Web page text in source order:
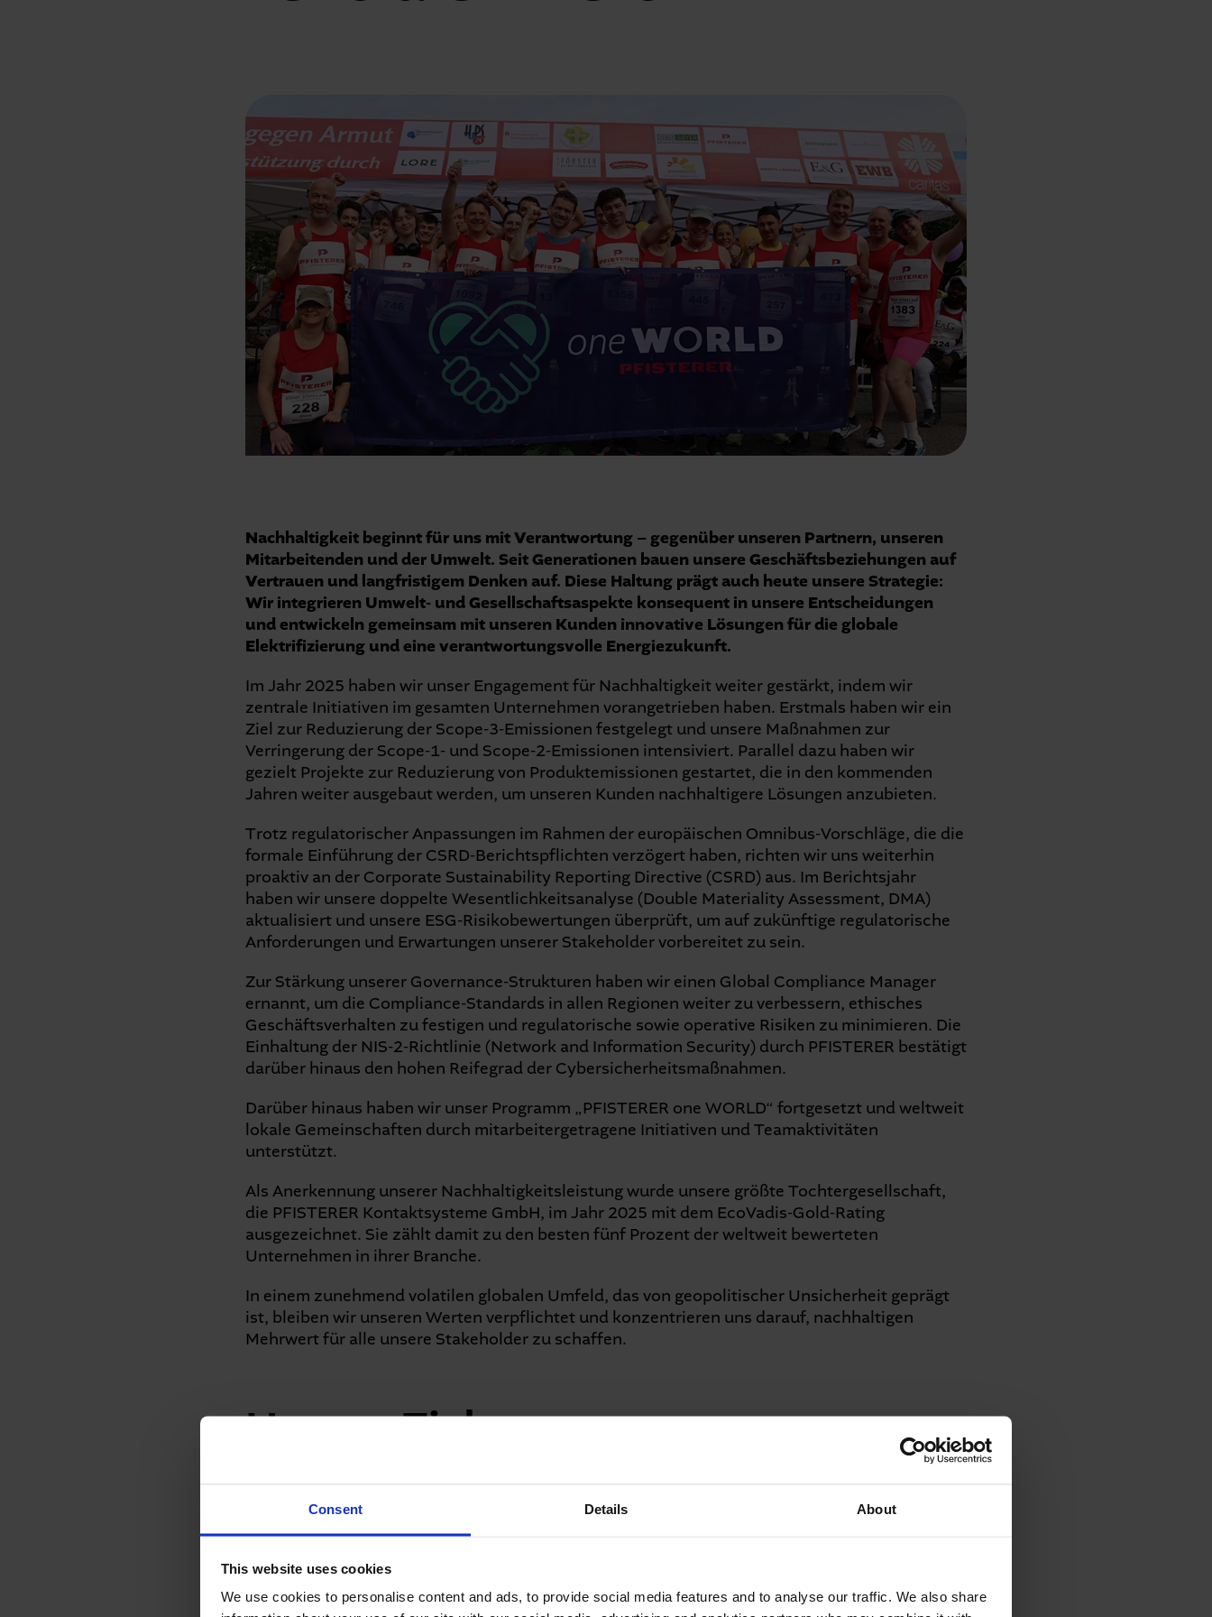
Consent Details About
This website uses cookies
We use cookies to personalise content and ads, to provide social media features and to analyse our traffic. We also share
Nachhaltigkeit beginnt für uns mit Verantwortung – gegenüber unseren Partnern, unseren
Mitarbeitenden und der Umwelt. Seit Generationen bauen unsere Geschäftsbeziehungen auf
Vertrauen und langfristigem Denken auf. Diese Haltung prägt auch heute unsere Strategie:
Wir integrieren Umwelt- und Gesellschaftsaspekte konsequent in unsere Entscheidungen
und entwickeln gemeinsam mit unseren Kunden innovative Lösungen für die globale
Elektrifizierung und eine verantwortungsvolle Energiezukunft.
Im Jahr 2025 haben wir unser Engagement für Nachhaltigkeit weiter gestärkt, indem wir
zentrale Initiativen im gesamten Unternehmen vorangetrieben haben. Erstmals haben wir ein
Ziel zur Reduzierung der Scope-3-Emissionen festgelegt und unsere Maßnahmen zur
Verringerung der Scope-1- und Scope-2-Emissionen intensiviert. Parallel dazu haben wir
gezielt Projekte zur Reduzierung von Produktemissionen gestartet, die in den kommenden
Jahren weiter ausgebaut werden, um unseren Kunden nachhaltigere Lösungen anzubieten.
Trotz regulatorischer Anpassungen im Rahmen der europäischen Omnibus-Vorschläge, die die
formale Einführung der CSRD-Berichtspflichten verzögert haben, richten wir uns weiterhin
proaktiv an der Corporate Sustainability Reporting Directive (CSRD) aus. Im Berichtsjahr
haben wir unsere doppelte Wesentlichkeitsanalyse (Double Materiality Assessment, DMA)
aktualisiert und unsere ESG-Risikobewertungen überprüft, um auf zukünftige regulatorische
Anforderungen und Erwartungen unserer Stakeholder vorbereitet zu sein.
Zur Stärkung unserer Governance-Strukturen haben wir einen Global Compliance Manager
ernannt, um die Compliance-Standards in allen Regionen weiter zu verbessern, ethisches
Geschäftsverhalten zu festigen und regulatorische sowie operative Risiken zu minimieren. Die
Einhaltung der NIS-2-Richtlinie (Network and Information Security) durch PFISTERER bestätigt
darüber hinaus den hohen Reifegrad der Cybersicherheitsmaßnahmen.
Darüber hinaus haben wir unser Programm „PFISTERER one WORLD“ fortgesetzt und weltweit
lokale Gemeinschaften durch mitarbeitergetragene Initiativen und Teamaktivitäten
unterstützt.
Als Anerkennung unserer Nachhaltigkeitsleistung wurde unsere größte Tochtergesellschaft,
die PFISTERER Kontaktsysteme GmbH, im Jahr 2025 mit dem EcoVadis-Gold-Rating
ausgezeichnet. Sie zählt damit zu den besten fünf Prozent der weltweit bewerteten
Unternehmen in ihrer Branche.
In einem zunehmend volatilen globalen Umfeld, das von geopolitischer Unsicherheit geprägt
ist, bleiben wir unseren Werten verpflichtet und konzentrieren uns darauf, nachhaltigen
Mehrwert für alle unsere Stakeholder zu schaffen.
Unsere Ziele